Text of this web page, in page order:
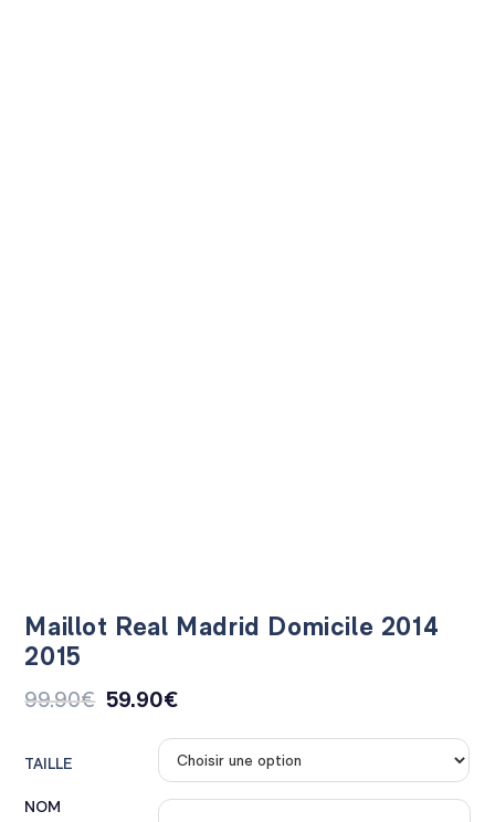
Maillot Real Madrid Domicile 2014
2015
99.90€ 59.90€
TAILLE
NOM